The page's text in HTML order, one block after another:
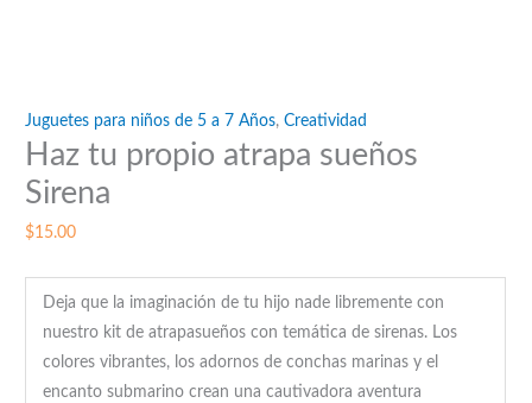
Juguetes para niños de 5 a 7 Años,Creatividad
Haz tu propio atrapa sueños
Sirena
$15.00
Deja que la imaginación de tu hijo nade libremente con
nuestro kit de atrapasueños con temática de sirenas. Los
colores vibrantes, los adornos de conchas marinas y el
encanto submarino crean una cautivadora aventura